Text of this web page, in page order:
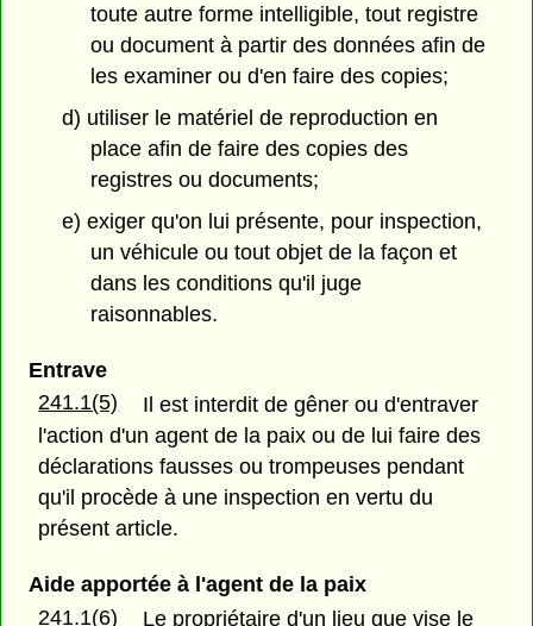
toute autre forme intelligible, tout registre
ou document à partir des données afin de
les examiner ou d'en faire des copies;
d) utiliser le matériel de reproduction en
place afin de faire des copies des
registres ou documents;
e) exiger qu'on lui présente, pour inspection,
un véhicule ou tout objet de la façon et
dans les conditions qu'il juge
raisonnables.
Entrave
241.1(5)
Il est interdit de gêner ou d'entraver
l'action d'un agent de la paix ou de lui faire des
déclarations fausses ou trompeuses pendant
qu'il procède à une inspection en vertu du
présent article.
Aide apportée à l'agent de la paix
241.1(6)
Le propriétaire d'un lieu que vise le